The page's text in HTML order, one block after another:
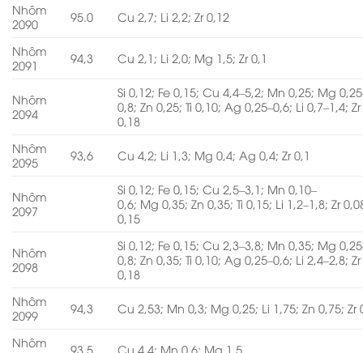
Nhôm
2090
95.0 Cu 2,7; Li 2,2; Zr 0,12
Nhôm
2091
94,3 Cu 2,1; Li 2,0; Mg 1,5; Zr 0,1
Nhôm
2094
Si 0,12; Fe 0,15; Cu 4,4–5,2; Mn 0,25; Mg
0,8; Zn 0,25; Ti 0,10; Ag 0,25–0,6; Li 0,7–1,4;
0,18
Nhôm
2095
93,6 Cu 4,2; Li 1,3; Mg 0,4; Ag 0,4; Zr 0,1
Nhôm
2097
Si 0,12; Fe 0,15; Cu 2,5–3,1; Mn 0,10–
0,6; Mg 0,35; Zn 0,35; Ti 0,15; Li 1,2–1,8; Zr
0,15
Nhôm
2098
Si 0,12; Fe 0,15; Cu 2,3–3,8; Mn 0,35; Mg
0,8; Zn 0,35; Ti 0,10; Ag 0,25–0,6; Li 2,4–2,8;
0,18
Nhôm
2099
94,3 Cu 2,53; Mn 0,3; Mg 0,25; Li 1,75; Zn 0,75; Zr
Nhôm
93,5 Cu 4,4; Mn 0,6; Mg 1,5